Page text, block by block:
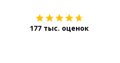
177 тыс. оценок